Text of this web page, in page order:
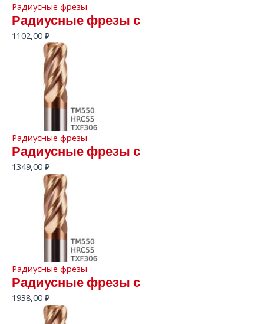
Радиусные фрезы
Радиусные фрезы с
1102,00 ₽
Радиусные фрезы
Радиусные фрезы с
1349,00 ₽
Радиусные фрезы
Радиусные фрезы с
1938,00 ₽